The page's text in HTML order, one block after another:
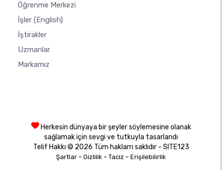
Öğrenme Merkezi
İşler (English)
İştirakler
Uzmanlar
Markamız
Herkesin dünyaya bir şeyler söylemesine olanak
sağlamak için sevgi ve tutkuyla tasarlandı
Telif Hakkı © 2026 Tüm haklarrı saklıdır - SITE123
Şartlar - Gizlilik - Taciz - Erişilebilirlik